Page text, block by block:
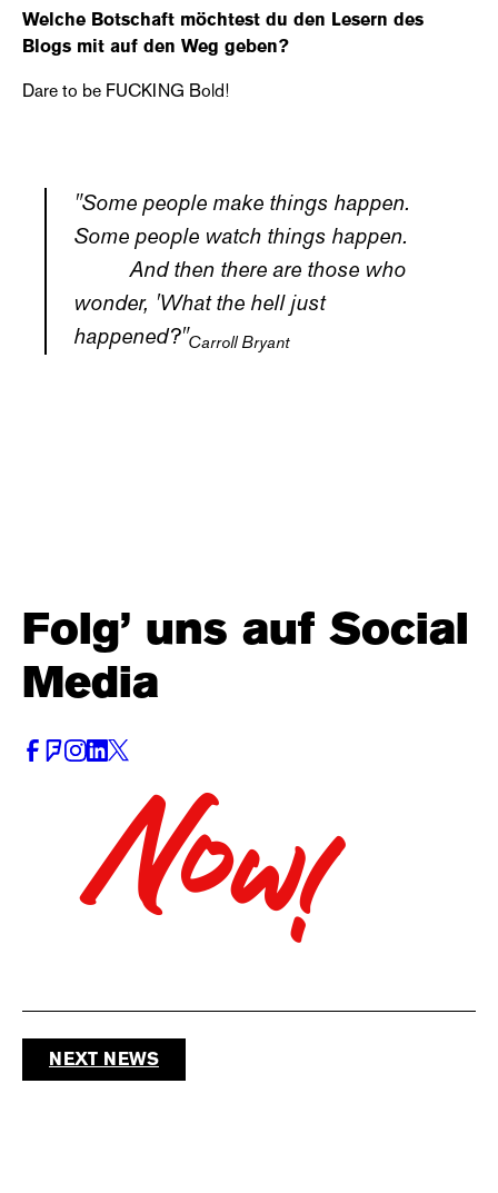
Welche Botschaft möchtest du den Lesern des
Blogs mit auf den Weg geben?
Dare to be FUCKING Bold!
"Some people make things happen.
Some people watch things happen.
And then there are those who
wonder, 'What the hell just
happened?"Carroll Bryant
Folg’ uns auf Social
Media
Now!
NEXT NEWS